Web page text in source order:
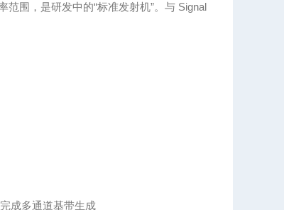
范围，是研发中的“标准发射机”。与 Signal
成多通道基带生成